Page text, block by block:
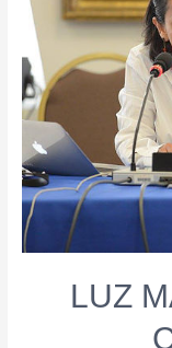
LUZ